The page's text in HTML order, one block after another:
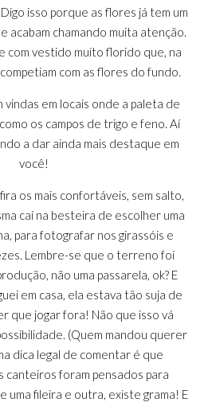
isso porque as flores já tem um
acabam chamando muita atenção.
com vestido muito florido que, na
com as flores do fundo.
em locais onde a paleta de
os campos de trigo e feno. Aí
a dar ainda mais destaque em
você!
os mais confortáveis, sem salto,
caí na besteira de escolher uma
para fotografar nos girassóis e
Lembre-se que o terreno foi
não uma passarela, ok? E
em casa, ela estava tão suja de
que jogar fora! Não que isso vá
(Quem mandou querer
dica legal de comentar é que
canteiros foram pensados para
uma fileira e outra, existe grama! E